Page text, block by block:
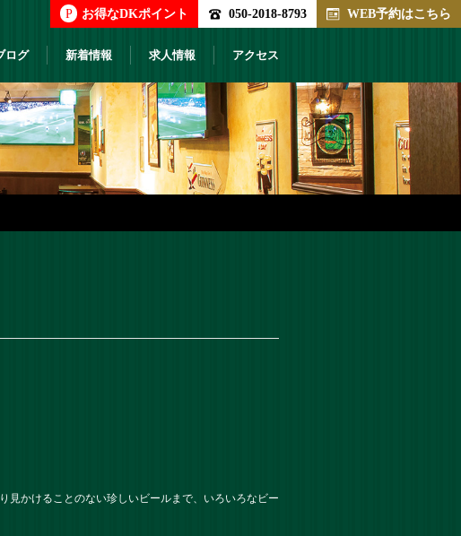
P お得なDKポイント 050-2018-8793 WEB予約はこちら
ログ 新着情報 求人情報 アクセス
見かけることのない珍しいビールまで、いろいろなビー